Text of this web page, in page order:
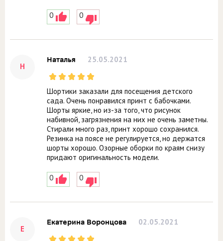
0 0
Н
Наталья 25.05.2021
Шортики заказали для посещения детского
сада. Очень понравился принт с бабочками.
Шорты яркие, но из-за того, что рисунок
набивной, загрязнения на них не очень заметны.
Стирали много раз, принт хорошо сохранился.
Резинка на поясе не регулируется, но держатся
шорты хорошо. Озорные оборки по краям снизу
придают оригинальность модели.
0 0
Е
Екатерина Воронцова 02.05.2021